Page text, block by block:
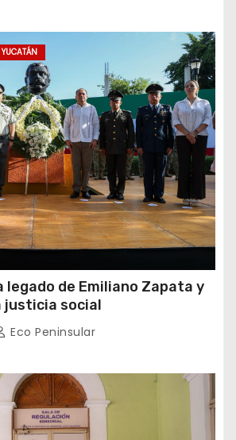
YUCATÁN
legado de Emiliano Zapata y
justicia social
Eco Peninsular